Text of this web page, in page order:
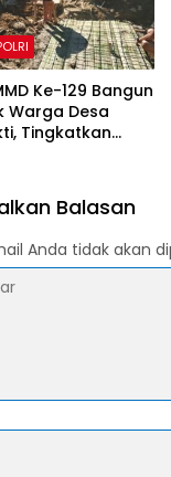
Ke-129 Bangun
Warga Desa
Tingkatkan
Balasan
Anda tidak akan